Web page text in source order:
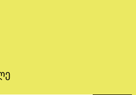
მოკვლით დაემუქრნენ —